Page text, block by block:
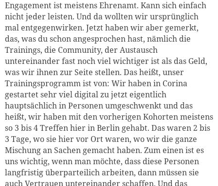
Engagement ist meistens Ehrenamt. Kann sich einfach
nicht jeder leisten. Und da wollten wir ursprünglich
mal entgegenwirken. Jetzt haben wir aber gemerkt,
das, was du schon angesprochen hast, nämlich die
Trainings, die Community, der Austausch
untereinander fast noch viel wichtiger ist als das Geld,
was wir ihnen zur Seite stellen. Das heißt, unser
Trainingsprogramm ist von: Wir haben in Corina
gestartet sehr viel digital zu jetzt eigentlich
hauptsächlich in Personen umgeschwenkt und das
heißt, wir haben mit den vorherigen Kohorten meistens
so 3 bis 4 Treffen hier in Berlin gehabt. Das waren 2 bis
3 Tage, wo sie hier vor Ort waren, wo wir die ganze
Mischung an Sachen gemacht haben. Zum einen ist es
uns wichtig, wenn man möchte, dass diese Personen
langfristig überparteilich arbeiten, dann müssen sie
auch Vertrauen untereinander schaffen. Und das